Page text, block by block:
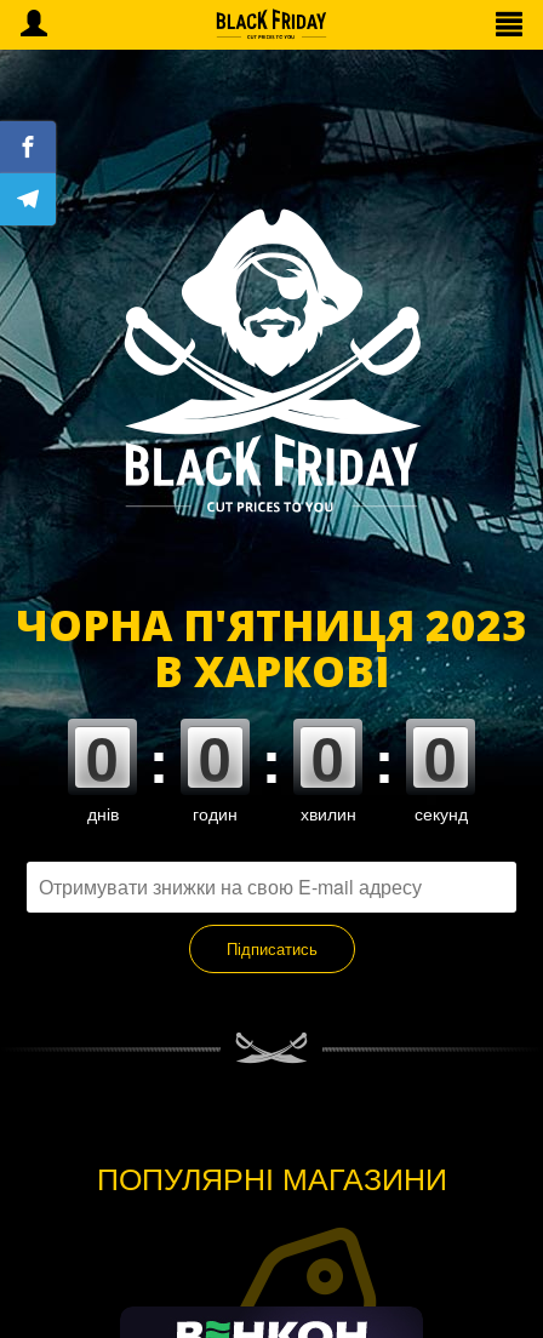
ЧОРНА П'ЯТНИЦЯ 2023
В ХАРКОВІ
0
днів
: 0
годин
: 0
хвилин
: 0
секунд
Підписатись
ПОПУЛЯРНІ МАГАЗИНИ